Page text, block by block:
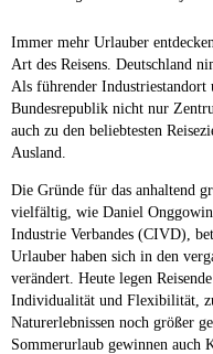
Immer mehr Urlauber
Art des Reisens. Deutschland
Als führender
Bundesrepublik nicht nur
auch zu den beliebtesten
Ausland.
Die Gründe für das anhaltend
vielfältig, wie Daniel
Industrie Verbandes (CIVD),
Urlauber haben sich in den
verändert. Heute legen
Individualität und Flexibilität,
Naturerlebnissen noch größer
Sommerurlaub gewinnen auch